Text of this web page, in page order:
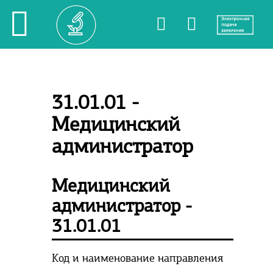
31.01.01 -
Медицинский
администратор
Медицинский
администратор -
31.01.01
Код и наименование направления